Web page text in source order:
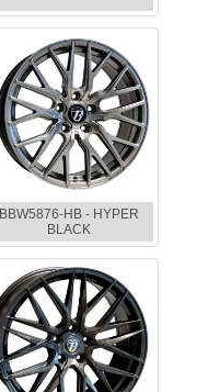
BBW5876-HB - HYPER
BLACK